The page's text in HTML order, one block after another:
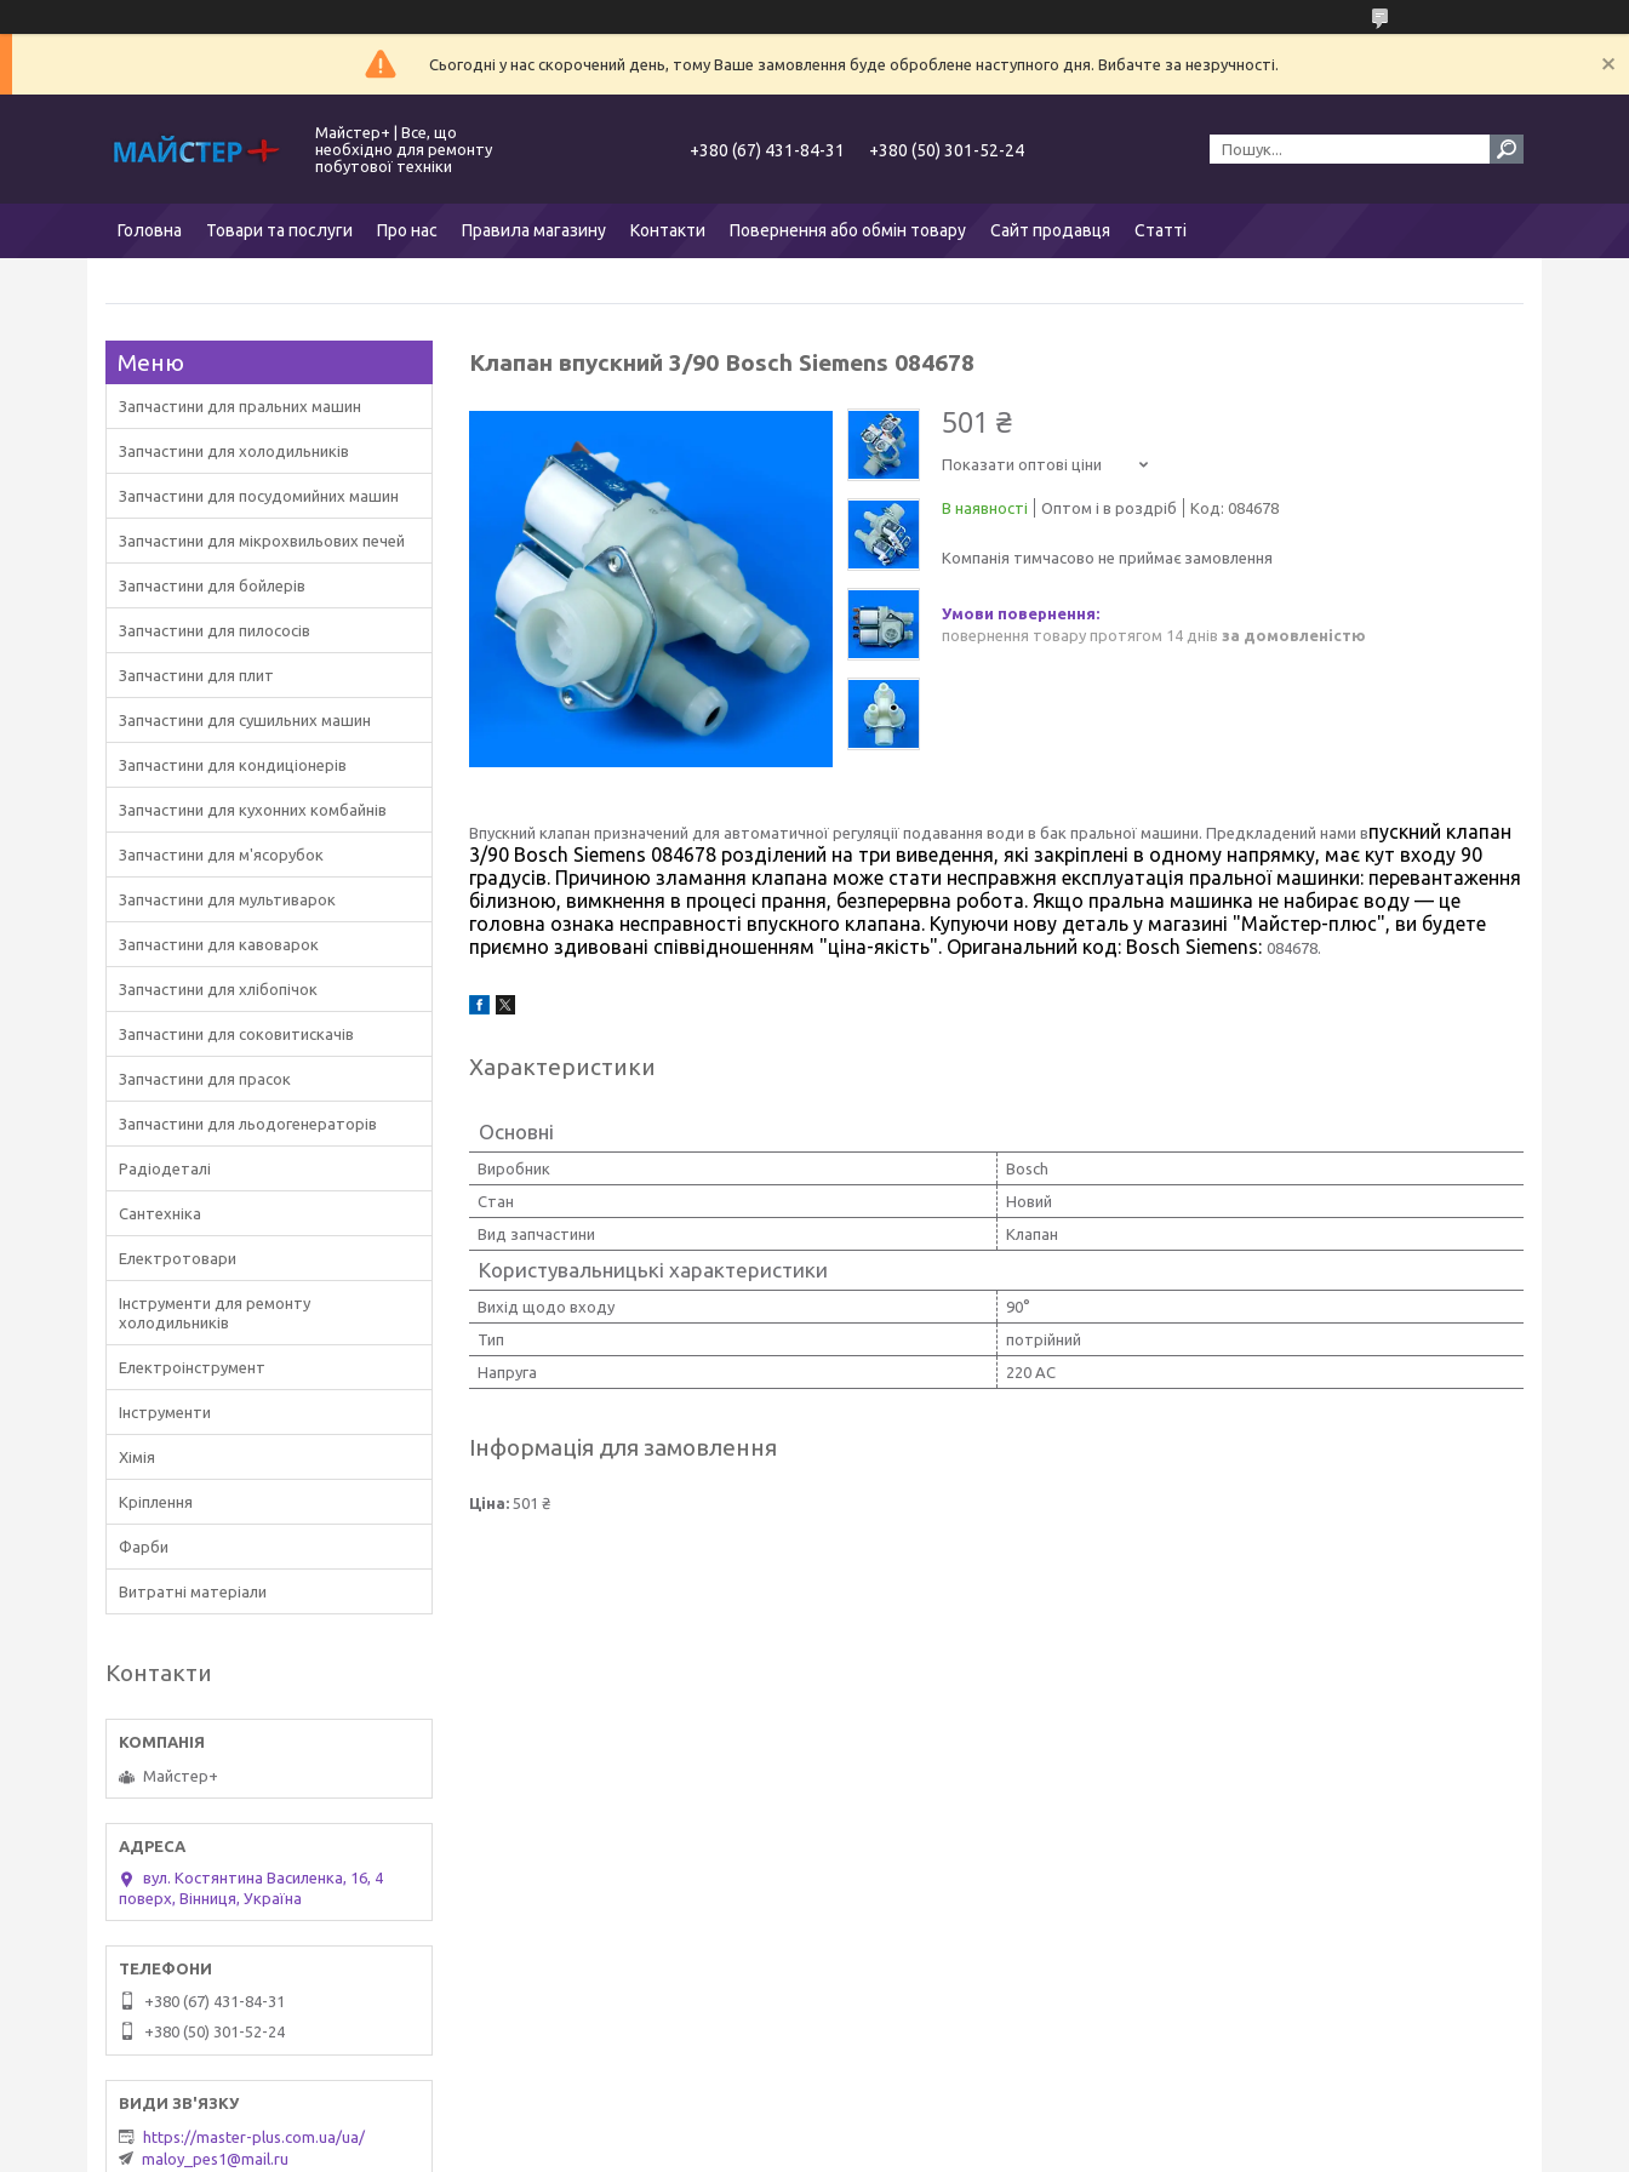
Сьогодні у нас скорочений день, тому Ваше замовлення буде оброблене наступного дня. Вибачте за незручності.
Майстер+ | Все, що
необхідно для ремонту
побутової техніки
+380 (67) 431-84-31 +380 (50) 301-52-24
Головна Товари та послуги Про нас Правила магазину Контакти Повернення або обмін товару Сайт продавця Статті
Клапан впускний 3/90 Bosch Siemens 084678
501 ₴
Показати оптові ціни
В наявності Оптом і в роздріб Код: 084678
Компанія тимчасово не приймає замовлення
повернення товару протягом 14 днів за домовленістю
Впускний клапан призначений для автоматичної регуляції подавання води в бак пральної машини. Предкладений нами впускний клапан
3/90 Bosch Siemens 084678 розділений на три виведення, які закріплені в одному напрямку, має кут входу 90
градусів. Причиною зламання клапана може стати несправжня експлуатація пральної машинки: перевантаження
білизною, вимкнення в процесі прання, безперервна робота. Якщо пральна машинка не набирає воду — це
головна ознака несправності впускного клапана. Купуючи нову деталь у магазині "Майстер-плюс", ви будете
приємно здивовані співвідношенням "ціна-якість". Ориганальний код: Bosch Siemens: 084678.
Характеристики
Основні
Виробник
Bosch
Стан
Новий
Вид запчастини
Клапан
Користувальницькі характеристики
Вихід щодо входу
90°
Тип
потрійний
Напруга
220 AC
Інформація для замовлення
Ціна: 501 ₴
Запчастини для пральних машин
Запчастини для холодильників
Запчастини для посудомийних машин
Запчастини для мікрохвильових печей
Запчастини для бойлерів
Запчастини для пилососів
Запчастини для плит
Запчастини для сушильних машин
Запчастини для кондиціонерів
Запчастини для кухонних комбайнів
Запчастини для м'ясорубок
Запчастини для мультиварок
Запчастини для кавоварок
Запчастини для хлібопічок
Запчастини для соковитискачів
Запчастини для прасок
Запчастини для льодогенераторів
Радіодеталі
Сантехніка
Електротовари
Інструменти для ремонту
холодильників
Електроінструмент
Інструменти
Хімія
Кріплення
Фарби
Витратні матеріали
Контакти
Майстер+
вул. Костянтина Василенка, 16, 4
поверх, Вінниця, Україна
+380 (67) 431-84-31
+380 (50) 301-52-24
https://master-plus.com.ua/ua/
maloy_pes1@mail.ru